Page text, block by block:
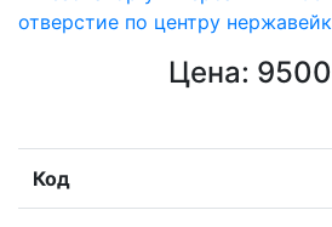
Цена: 9500
Код